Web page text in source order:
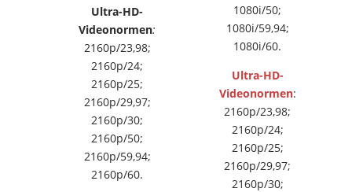
Ultra-HD-
Videonormen:
2160p/23,98;
2160p/24;
2160p/25;
2160p/29,97;
2160p/30;
2160p/50;
2160p/59,94;
2160p/60.
1080i/50;
1080i/59,94;
1080i/60.
Ultra-HD-
Videonormen:
2160p/23,98;
2160p/24;
2160p/25;
2160p/29,97;
2160p/30;